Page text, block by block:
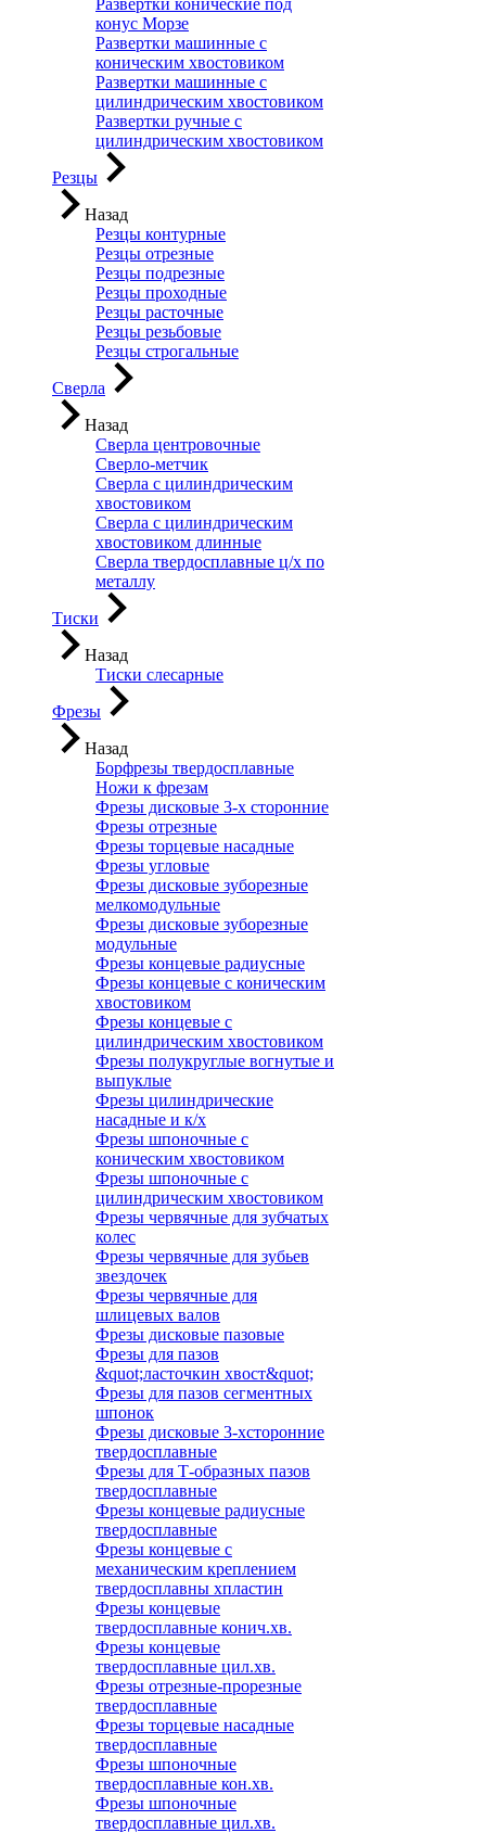
Развертки конические под
конус Морзе
Развертки машинные с
коническим хвостовиком
Развертки машинные с
цилиндрическим хвостовиком
Развертки ручные с
цилиндрическим хвостовиком
Резцы
Назад
Резцы контурные
Резцы отрезные
Резцы подрезные
Резцы проходные
Резцы расточные
Резцы резьбовые
Резцы строгальные
Сверла
Назад
Сверла центровочные
Сверло-метчик
Сверла с цилиндрическим
хвостовиком
Сверла с цилиндрическим
хвостовиком длинные
Сверла твердосплавные ц/х по
металлу
Тиски
Назад
Тиски слесарные
Фрезы
Назад
Борфрезы твердосплавные
Ножи к фрезам
Фрезы дисковые 3-х сторонние
Фрезы отрезные
Фрезы торцевые насадные
Фрезы угловые
Фрезы дисковые зуборезные
мелкомодульные
Фрезы дисковые зуборезные
модульные
Фрезы концевые радиусные
Фрезы концевые с коническим
хвостовиком
Фрезы концевые с
цилиндрическим хвостовиком
Фрезы полукруглые вогнутые и
выпуклые
Фрезы цилиндрические
насадные и к/х
Фрезы шпоночные с
коническим хвостовиком
Фрезы шпоночные с
цилиндрическим хвостовиком
Фрезы червячные для зубчатых
колес
Фрезы червячные для зубьев
звездочек
Фрезы червячные для
шлицевых валов
Фрезы дисковые пазовые
Фрезы для пазов
&quot;ласточкин хвост&quot;
Фрезы для пазов сегментных
шпонок
Фрезы дисковые 3-хсторонние
твердосплавные
Фрезы для Т-образных пазов
твердосплавные
Фрезы концевые радиусные
твердосплавные
Фрезы концевые с
механическим креплением
твердосплавны хпластин
Фрезы концевые
твердосплавные конич.хв.
Фрезы концевые
твердосплавные цил.хв.
Фрезы отрезные-прорезные
твердосплавные
Фрезы торцевые насадные
твердосплавные
Фрезы шпоночные
твердосплавные кон.хв.
Фрезы шпоночные
твердосплавные цил.хв.